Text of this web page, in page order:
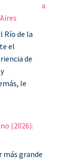
a
Río de la
el
de
le
(2026):
más grande